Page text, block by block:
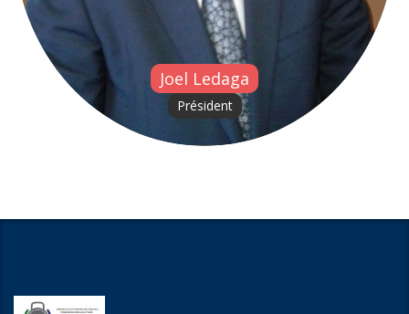
Joel Ledaga
Président